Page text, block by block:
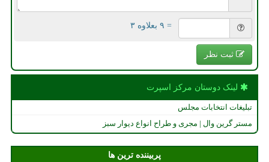
= ۹ بعلاوه ۳
ثبت نظر
لینک دوستان مركز اسپرت
تبلیغات انتخابات مجلس
مستر گرین وال | مجری و طراح انواع دیوار سبز
پربیننده ترین ها